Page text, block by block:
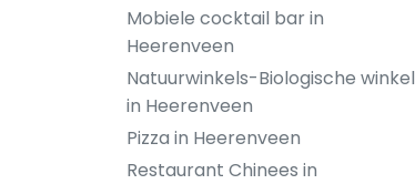
Mobiele cocktail bar in
Heerenveen
Natuurwinkels-Biologische winkel
in Heerenveen
Pizza in Heerenveen
Restaurant Chinees in